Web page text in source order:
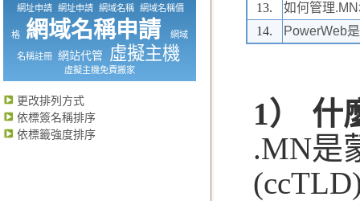
網址申請 網址申請 網域名稱 網域名稱價
格 網域名稱申請 網域
名稱註冊 網站代管 虛擬主機
虛擬主機免費搬家
更改排列方式
依標簽名稱排序
依標籤強度排序
13.
如何管理
14.
PowerWeb
1） 什
.MN是